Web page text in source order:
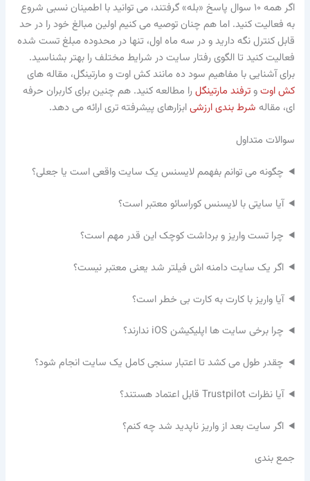
اگر همه ۱۰ سوال پاسخ «بله» گرفتند، می توانید با اطمینان نسبی شروع
به فعالیت کنید. اما هم چنان توصیه می کنیم اولین مبالغ خود را در حد
قابل کنترل نگه دارید و در سه ماه اول، تنها در محدوده مبلغ تست شده
فعالیت کنید تا الگوی رفتار سایت در شرایط مختلف را بهتر بشناسید.
برای آشنایی با مفاهیم سود ده مانند کش اوت و مارتینگل، مقاله های
کش اوتوترفند مارتینگلرا مطالعه کنید. هم چنین برای کاربران حرفه
ای، مقاله شرط بندی ارزشیابزارهای پیشرفته تری ارائه می دهد.
سوالات متداول
چگونه می توانم بفهمم لایسنس یک سایت واقعی است یا جعلی؟
آیا سایتی با لایسنس کوراسائو معتبر است؟
چرا تست واریز و برداشت کوچک این قدر مهم است؟
اگر یک سایت دامنه اش فیلتر شد یعنی معتبر نیست؟
آیا واریز با کارت به کارت بی خطر است؟
چرا برخی سایت ها اپلیکیشن iOS ندارند؟
چقدر طول می کشد تا اعتبار سنجی کامل یک سایت انجام شود؟
آیا نظرات Trustpilot قابل اعتماد هستند؟
اگر سایت بعد از واریز ناپدید شد چه کنم؟
جمع بندی